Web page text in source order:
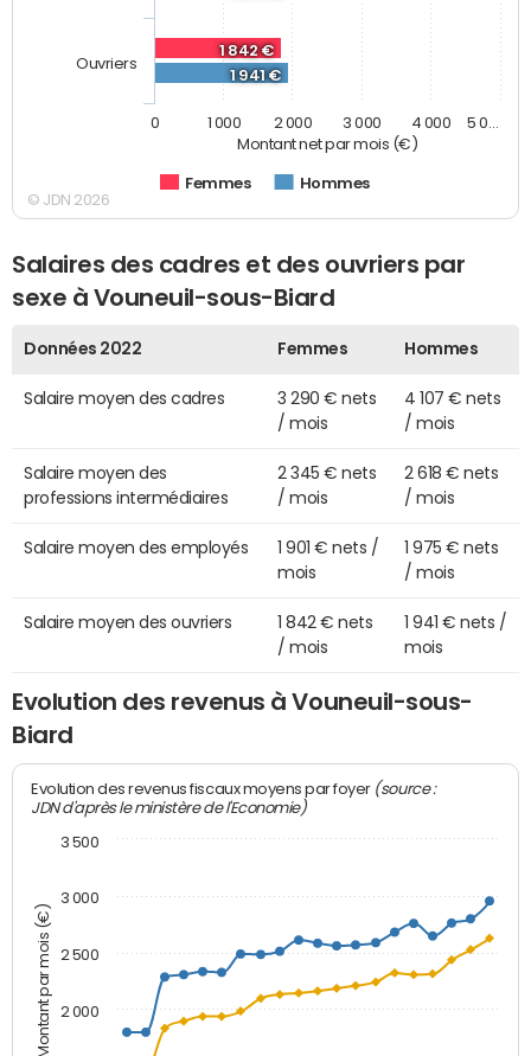
Montant net par mois (€)
1 842 €
1 941 €
Femmes Hommes
Ouvriers
0 1 000 2 000 3 000 4 000 5 0…
© JDN 2026
Salaires des cadres et des ouvriers par
sexe à Vouneuil-sous-Biard
Données 2022 Femmes Hommes
Salaire moyen des cadres
3 290 € nets
/ mois
4 107 € nets
/ mois
Salaire moyen des
professions intermédiaires
2 345 € nets
/ mois
2 618 € nets
/ mois
Salaire moyen des employés
1 901 € nets /
mois
1 975 € nets
/ mois
Salaire moyen des ouvriers
1 842 € nets
/ mois
1 941 € nets /
mois
Evolution des revenus à Vouneuil-sous-
Biard
Montant par mois (€)
Evolution des revenus fiscaux moyens par foyer (source :
JDN d'après le ministère de l'Economie)
2 000
2 500
3 000
3 500